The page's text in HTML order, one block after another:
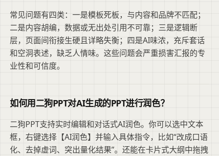
常见问题有四类：一是模板死板，与内容和品牌不匹配；
二是内容胡编，数据或无出处引用不可靠；三是逻辑断
层，页面间衔接生硬且详略失衡；四是AI味浓，充斥套话
和空洞表述，缺乏人情味。这些问题会严重损害汇报的专
业性和可信度。
如何用二狗PPT对AI生成的PPT进行润色？
二狗PPT支持实时编辑和对话式AI润色。你可以选中文本
框，右键选择【AI润色】并输入具体指令，比如“改成口语
化、去掉虚词、突出量化结果”。还能在卡片式大纲中拖拽